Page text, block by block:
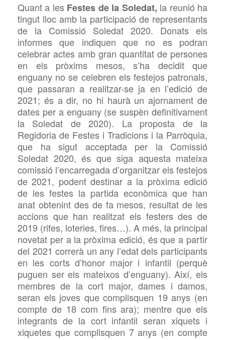
Quant a lesFestes de la Soledat, la reunió ha
tingut lloc amb la participació de representants
de la Comissió Soledat 2020. Donats els
informes que indiquen que no es podran
celebrar actes amb gran quantitat de persones
en els pròxims mesos, s’ha decidit que
enguany no se celebren els festejos patronals,
que passaran a realitzar-se ja en l’edició de
2021; és a dir, no hi haurà un ajornament de
dates per a enguany (se suspèn definitivament
la Soledat de 2020). La proposta de la
Regidoria de Festes i Tradicions i la Parròquia,
que ha sigut acceptada per la Comissió
Soledat 2020, és que siga aquesta mateixa
comissió l’encarregada d’organitzar els festejos
de 2021, podent destinar a la pròxima edició
de les festes la partida econòmica que han
anat obtenint des de fa mesos, resultat de les
accions que han realitzat els festers des de
2019 (rifes, loteries, fires…). A més, la principal
novetat per a la pròxima edició, és que a partir
del 2021 correrà un any l’edat dels participants
en les corts d’honor major i infantil (perquè
puguen ser els mateixos d’enguany). Així, els
membres de la cort major, dames i damos,
seran els joves que complisquen 19 anys (en
compte de 18 com fins ara); mentre que els
integrants de la cort infantil seran xiquets i
xiquetes que complisquen 7 anys (en compte